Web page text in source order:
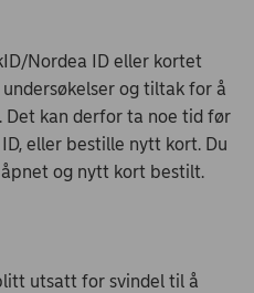
Nordea ID eller kortet
og tiltak for å
kan derfor ta noe tid før
eller bestille nytt kort. Du
og nytt kort bestilt.
utsatt for svindel til å